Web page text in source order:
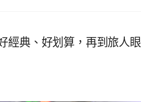
經典、好划算，再到旅人眼